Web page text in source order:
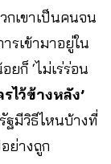
กเขาเป็นคนจน
รเข้ามาอยู่ใน
ก็ ‘ไม่เร่ร่อน
รไว้ข้างหลัง’
ฐมีวิธีไหนบ้างที่
ย่างถูก